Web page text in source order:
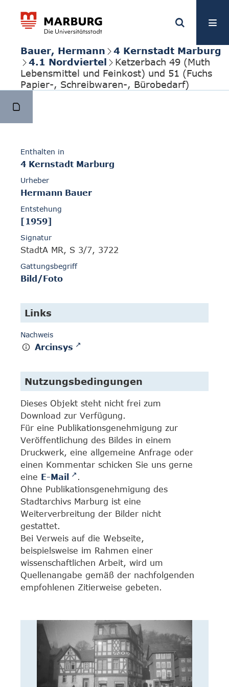
Bauer, Hermann
4 Kernstadt Marburg
4.1 Nordviertel
Ketzerbach 49 (Muth
Lebensmittel und Feinkost) und 51 (Fuchs
Papier-, Schreibwaren-, Bürobedarf)
Enthalten in
4 Kernstadt Marburg
Urheber
Hermann Bauer
Entstehung
[1959]
Signatur
StadtA MR, S 3/7, 3722
Gattungsbegriff
Bild/Foto
Links
Nachweis
Arcinsys
Nutzungsbedingungen
Dieses Objekt steht nicht frei zum
Download zur Verfügung.
Für eine Publikationsgenehmigung zur
Veröffentlichung des Bildes in einem
Druckwerk, eine allgemeine Anfrage oder
einen Kommentar schicken Sie uns gerne
eine E-Mail
.
Ohne Publikationsgenehmigung des
Stadtarchivs Marburg ist eine
Weiterverbreitung der Bilder nicht
gestattet.
Bei Verweis auf die Webseite,
beispielsweise im Rahmen einer
wissenschaftlichen Arbeit, wird um
Quellenangabe gemäß der nachfolgenden
empfohlenen Zitierweise gebeten.